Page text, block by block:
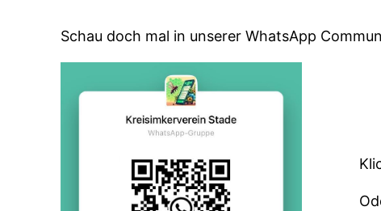
Schau doch mal in unserer WhatsApp